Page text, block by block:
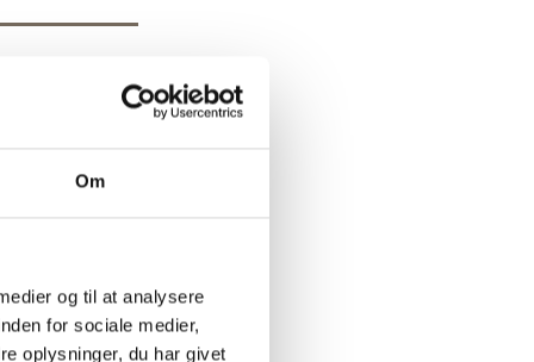
Om
og til at analysere
for sociale medier,
oplysninger, du har givet
og